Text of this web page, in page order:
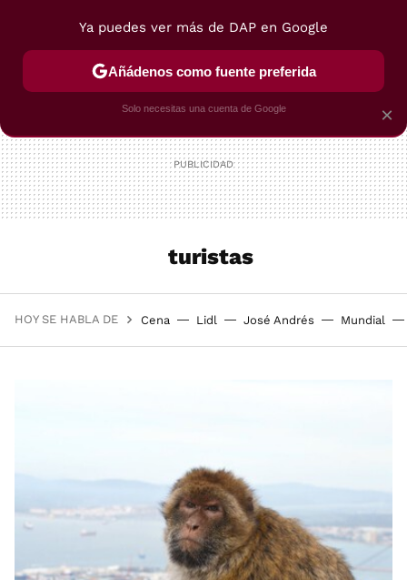
POSTRES VIAJES SELECCIÓN VEGUI
turistas
HOY SE HABLA DE Cena Lidl José Andrés Mundial
×
Ya puedes ver más de DAP en Google
Añádenos como fuente preferida
Solo necesitas una cuenta de Google